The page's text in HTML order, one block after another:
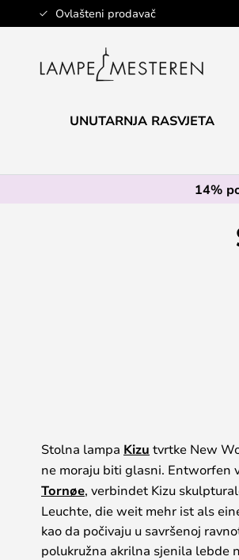
Ovlašteni prodavač
Skip
to
UNUTARNJA RASVJETA
14%
Stolna lampa Kizu tvrtke New
ne moraju biti glasni. Entworfen
Tornøe, verbindet Kizu
Leuchte, die weit mehr ist als
kao da počivaju u savršenoj
polukružna akrilna sjenila lebde